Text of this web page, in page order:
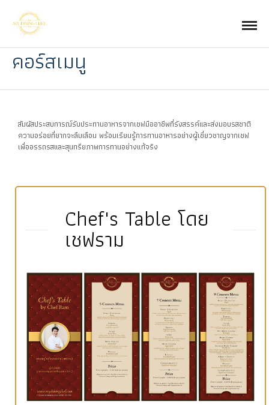
คอร์สเมนู
สัมผัสประสบการณ์รับประทานอาหารจากเชฟมืออาชีพที่รังสรรค์และส่งมอบรสชาติ
ความอร่อยที่ยากจะลืมเลือน พร้อมเรียนรู้การทานอาหารอย่างผู้เชี่ยวชาญจากเชฟ
เพื่ออรรถรสและสุนทรียภาพการทานอย่างแท้จริง
Chef's Table โดย
เชฟราม